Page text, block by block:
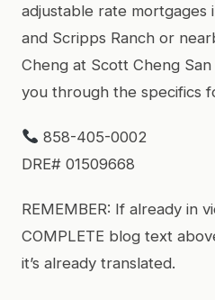
adjustable rate mortgages
and Scripps Ranch or
Cheng at Scott Cheng
you through the specifics
858-405-0002
DRE# 01509668
REMEMBER: If already in
COMPLETE blog text
it’s already translated.